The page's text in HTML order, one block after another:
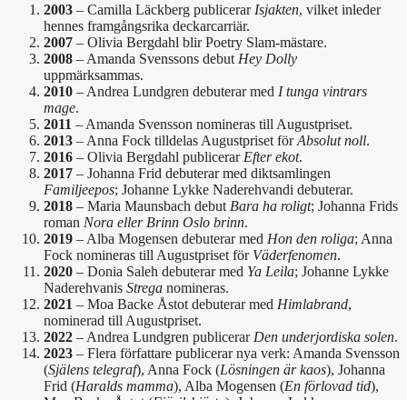
2003 – Camilla Läckberg publicerar Isjakten, vilket inleder
hennes framgångsrika deckarcarriär.
2007 – Olivia Bergdahl blir Poetry Slam-mästare.
2008 – Amanda Svenssons debut Hey Dolly
uppmärksammas.
2010 – Andrea Lundgren debuterar med I tunga vintrars
mage.
2011 – Amanda Svensson nomineras till Augustpriset.
2013 – Anna Fock tilldelas Augustpriset förAbsolut noll.
2016 – Olivia Bergdahl publicerar Efter ekot.
2017 – Johanna Frid debuterar med diktsamlingen
Familjeepos; Johanne Lykke Naderehvandi debuterar.
2018 – Maria Maunsbach debut Bara ha roligt; Johanna Frids
roman Nora eller Brinn Oslo brinn.
2019 – Alba Mogensen debuterar med Hon den roliga; Anna
Fock nomineras till Augustpriset för Väderfenomen.
2020 – Donia Saleh debuterar med Ya Leila; Johanne Lykke
Naderehvanis Strega nomineras.
2021 – Moa Backe Åstot debuterar med Himlabrand,
nominerad till Augustpriset.
2022 – Andrea Lundgren publicerar Den underjordiska solen.
2023 – Flera författare publicerar nya verk: Amanda Svensson
(Själens telegraf), Anna Fock (Lösningen är kaos), Johanna
Frid (Haralds mamma), Alba Mogensen (En förlovad tid),